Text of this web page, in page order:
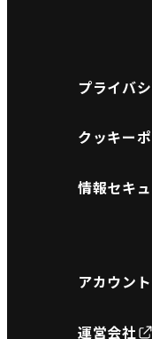
プライバ
クッキー
情報セキ
アカウン
運営会社